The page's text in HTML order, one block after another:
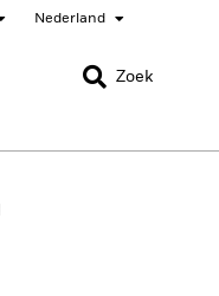
Nederland
SLUITEN
SLUITEN
Zoek